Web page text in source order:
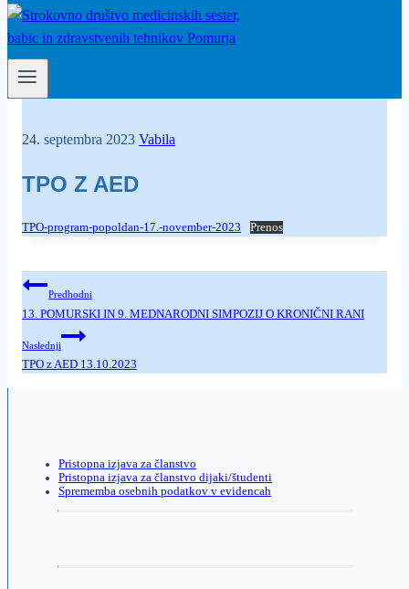
24. septembra 2023 Vabila
TPO Z AED
TPO-program-popoldan-17.-november-2023 Prenos
Navigacija
prispevka
Predhodni
13. POMURSKI IN 9. MEDNARODNI SIMPOZIJ O KRONIČNI RANI
Naslednji
TPO z AED 13.10.2023
Pristopna izjava za članstvo
Pristopna izjava za članstvo dijaki/študenti
Sprememba osebnih podatkov v evidencah